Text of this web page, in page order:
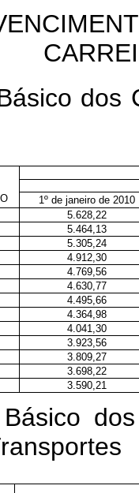
dos
1º de janeiro de 2010
5.628,22
5.464,13
5.305,24
4.912,30
4.769,56
4.630,77
4.495,66
4.364,98
4.041,30
3.923,56
3.809,27
3.698,22
3.590,21